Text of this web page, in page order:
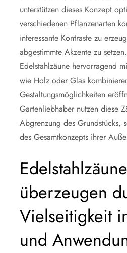
unterstützen dieses Konzept
verschiedenen Pflanzenarten
interessante Kontraste zu
abgestimmte Akzente zu
Edelstahlzäune hervorragend
wie Holz oder Glas
Gestaltungsmöglichkeiten
Gartenliebhaber nutzen diese
Abgrenzung des Grundstücks,
des Gesamtkonzepts ihrer
überzeugen
Vielseitigkeit
und